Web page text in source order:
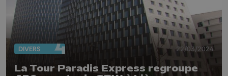
DIVERS 22/03/2024
La Tour Paradis Express regroupe